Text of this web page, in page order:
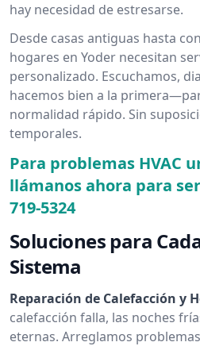
hay necesidad de estresarse.
Desde casas antiguas hasta
hogares en Yoder necesitan
personalizado. Escuchamos,
hacemos bien a la
normalidad rápido. Sin
temporales.
Para problemas HVAC
llámanos ahora para
719-5324
Soluciones para
Sistema
Reparación de Calefacción y
calefacción falla, las noches
eternas. Arreglamos